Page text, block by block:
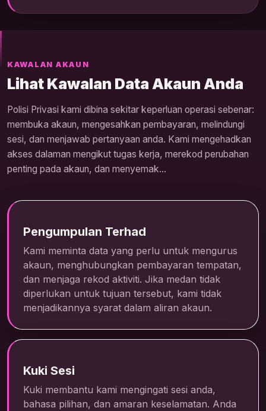
KAWALAN AKAUN
Lihat Kawalan Data Akaun Anda
Polisi Privasi kami dibina sekitar keperluan operasi sebenar:
membuka akaun, mengesahkan pembayaran, melindungi
sesi, dan menjawab pertanyaan anda. Kami mengehadkan
akses dalaman mengikut tugas kerja, merekod perubahan
penting pada akaun, dan menyemak...
Pengumpulan Terhad
Kami meminta data yang perlu untuk mengurus
akaun, menghubungkan pembayaran tempatan,
dan menjaga rekod aktiviti. Jika medan tidak
diperlukan untuk tujuan tersebut, kami tidak
menjadikannya syarat dalam aliran akaun.
Kuki Sesi
Kuki membantu kami mengingati sesi anda,
bahasa pilihan, dan amaran keselamatan. Anda